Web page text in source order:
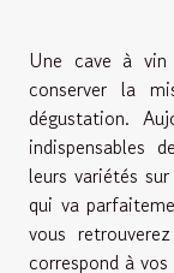
Une cave à
conserver la
dégustation.
indispensables
leurs variétés
qui va
vous
correspond à vos